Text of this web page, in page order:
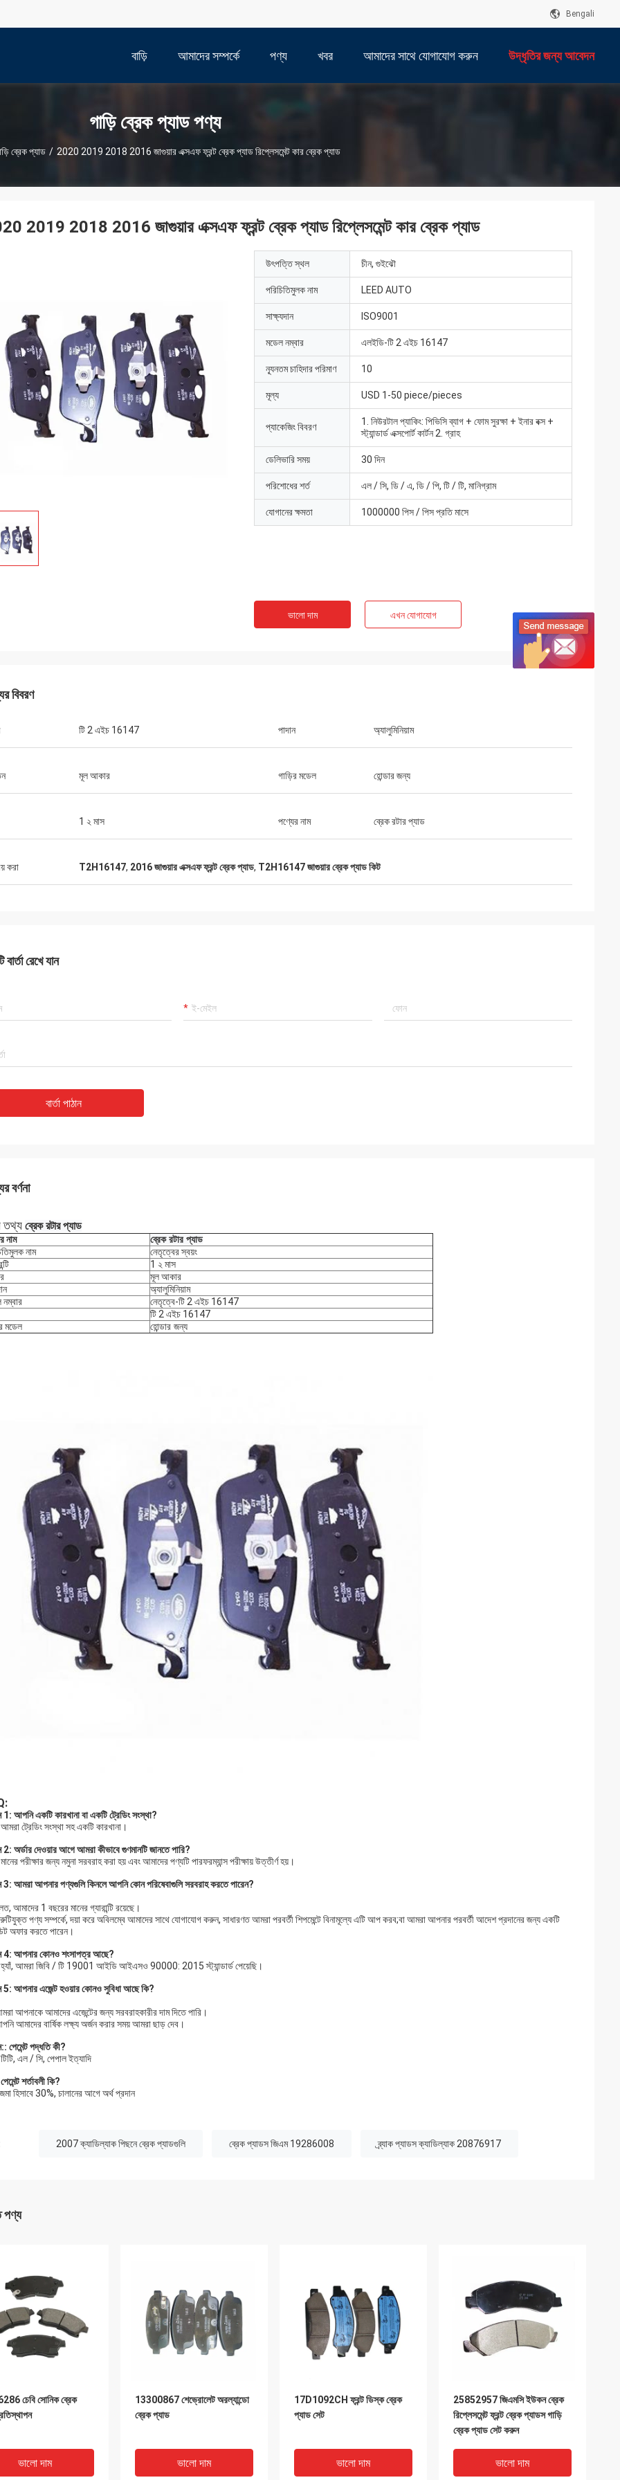
Bengali
বাড়ি আমাদের সম্পর্কে পণ্য খবর আমাদের সাথে যোগাযোগ করুন উদ্ধৃতির জন্য আবেদন
গাড়ি ব্রেক প্যাড পণ্য
ব্রেক প্যাড / 2020 2019 2018 2016 জাগুয়ার এক্সএফ ফ্রন্ট ব্রেক প্যাড রিপ্লেসমেন্ট কার ব্রেক প্যাড
2019 2018 2016 জাগুয়ার এক্সএফ ফ্রন্ট ব্রেক প্যাড রিপ্লেসমেন্ট কার ব্রেক প্যাড
উৎপত্তি স্থল চীন, গুইঝৌ
পরিচিতিমুলক নাম LEED AUTO
সাক্ষ্যদান ISO9001
মডেল নম্বার এলইডি-টি 2 এইচ 16147
ন্যূনতম চাহিদার পরিমাণ 10
মূল্য USD 1-50 piece/pieces
প্যাকেজিং বিবরণ
1. নিউরটাল প্যাকিং: পিভিসি ব্যাগ + ফোম সুরক্ষা + ইনার বক্স +
স্ট্যান্ডার্ড এক্সপোর্ট কার্টন 2. গ্রাহ
ডেলিভারি সময় 30 দিন
পরিশোধের শর্ত এল / সি, ডি / এ, ডি / পি, টি / টি, মানিগ্রাম
যোগানের ক্ষমতা 1000000 পিস / পিস প্রতি মাসে
ভালো দাম এখন যোগাযোগ
বিবরণ
টি 2 এইচ 16147 পাদান অ্যালুমিনিয়াম
মূল আকার গাড়ির মডেল হোন্ডার জন্য
1 ২ মাস পণ্যের নাম ব্রেক রটার প্যাড
করা T2H16147, 2016 জাগুয়ার এক্সএফ ফ্রন্ট ব্রেক প্যাড, T2H16147 জাগুয়ার ব্রেক প্যাড কিট
বার্তা রেখে যান
বার্তা পাঠান
বর্ণনা
তথ্য ব্রেক রটার প্যাড
নাম
ব্রেক রটার প্যাড
নাম
নেতৃত্বের স্বয়ং
1 ২ মাস
মূল আকার
অ্যালুমিনিয়াম
নম্বার
নেতৃত্বে-টি 2 এইচ 16147
টি 2 এইচ 16147
মডেল
হোন্ডার জন্য
আপনি একটি কারখানা বা একটি ট্রেডিং সংস্থা?
ট্রেডিং সংস্থা সহ একটি কারখানা।
অর্ডার দেওয়ার আগে আমরা কীভাবে গুণমানটি জানতে পারি?
পরীক্ষার জন্য নমুনা সরবরাহ করা হয় এবং আমাদের পণ্যটি পারফরম্যান্স পরীক্ষায় উত্তীর্ণ হয়।
3: আমরা আপনার পণ্যগুলি কিনলে আপনি কোন পরিষেবাগুলি সরবরাহ করতে পারেন?
আমাদের 1 বছরের মানের গ্যারান্টি রয়েছে।
পণ্য সম্পর্কে, দয়া করে অবিলম্বে আমাদের সাথে যোগাযোগ করুন, সাধারণত আমরা পরবর্তী শিপমেন্টে বিনামূল্যে এটি আপ করব;বা আমরা আপনার পরবর্তী আদেশ প্রদানের জন্য একটি
অফার করতে পারেন।
4: আপনার কোনও শংসাপত্র আছে?
আমরা জিবি / টি 19001 আইডি আইএসও 90000: 2015 স্ট্যান্ডার্ড পেয়েছি।
5: আপনার এজেন্ট হওয়ার কোনও সুবিধা আছে কি?
আপনাকে আমাদের এজেন্টের জন্য সরবরাহকারীর দাম দিতে পারি।
আমাদের বার্ষিক লক্ষ্য অর্জন করার সময় আমরা ছাড় দেব।
পেমেন্ট পদ্ধতি কী?
এল / সি, পেপাল ইত্যাদি
শর্তাবলী কি?
হিসাবে 30%, চালানের আগে অর্থ প্রদান
2007 ক্যাডিল্যাক পিছনে ব্রেক প্যাডগুলি ব্রেক প্যাডস জিএম 19286008 ব্র্যাক প্যাডস ক্যাডিল্যাক 20876917
পণ্য
চেবি সোনিক ব্রেক
ভালো দাম
13300867 শেভ্রোলেট অরল্যান্ডো
ব্রেক প্যাড
ভালো দাম
17D1092CH ফ্রন্ট ডিস্ক ব্রেক
প্যাড সেট
ভালো দাম
25852957 জিএমসি ইউকন ব্রেক
রিপ্লেসমেন্ট ফ্রন্ট ব্রেক প্যাডস গাড়ি
ব্রেক প্যাড সেট করুন
ভালো দাম